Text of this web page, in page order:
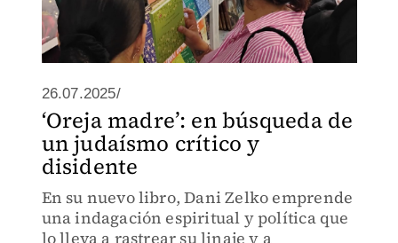
26.07.2025/
‘Oreja madre’: en búsqueda de
un judaísmo crítico y
disidente
En su nuevo libro, Dani Zelko emprende
una indagación espiritual y política que
lo lleva a rastrear su linaje y a